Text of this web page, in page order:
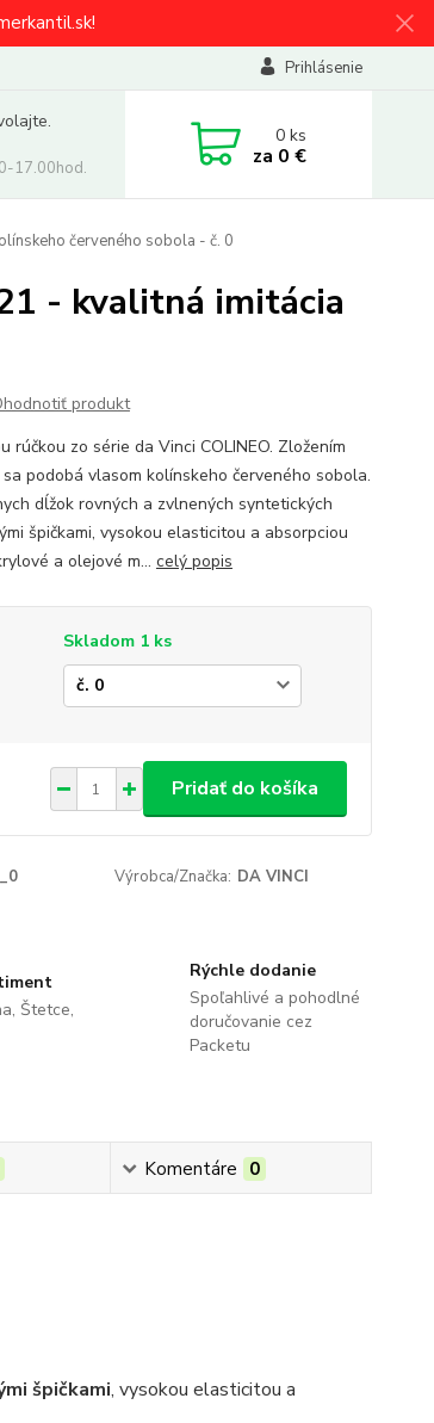
Prihlásenie
17.00hod.
0ks
za 0 €
červeného sobola - č. 0
- kvalitná imitácia
produkt
rúčkou zo série da Vinci COLINEO. Zložením
podobá vlasom kolínskeho červeného sobola.
dĺžok rovných a zvlnených syntetických
špičkami, vysokou elasticitou a absorpciou
a olejové m... celý popis
Skladom 1 ks
Pridať do košíka
Výrobca/Značka: DA VINCI
Štetce,
Rýchle dodanie
Spoľahlivé a pohodlné
doručovanie cez
Packetu
Komentáre 0
špičkami, vysokou elasticitou a